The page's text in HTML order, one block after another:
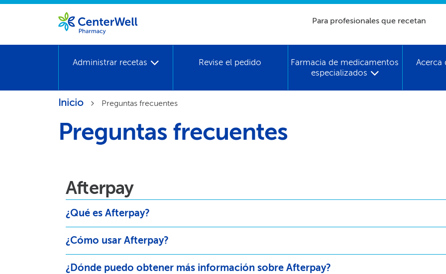
Para profesionales que recetan​​
Administrar recetas​​ Revise el pedido​​
Farmacia de medicamentos
especializados​​
Acerca
Inicio​​ Preguntas frecuentes​​
Preguntas frecuentes​​
Afterpay​​
¿Qué es Afterpay?​​
¿Cómo usar Afterpay?​​
¿Dónde puedo obtener más información sobre Afterpay?​​